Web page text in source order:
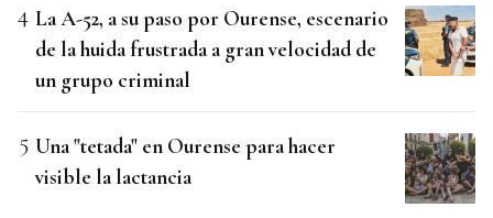
La A-52, a su paso por Ourense, escenario
de la huida frustrada a gran velocidad de
un grupo criminal
Una "tetada" en Ourense para hacer
visible la lactancia